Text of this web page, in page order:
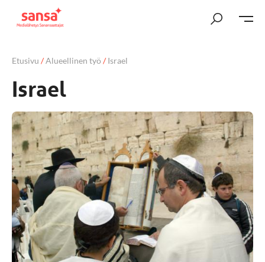
Etusivu /Alueellinen työ /Israel
Israel